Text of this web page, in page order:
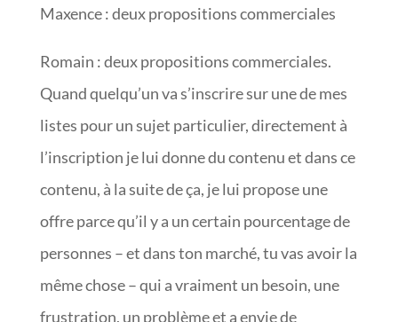
Maxence : deux propositions commerciales
Romain : deux propositions commerciales.
Quand quelqu’un va s’inscrire sur une de mes
listes pour un sujet particulier, directement à
l’inscription je lui donne du contenu et dans ce
contenu, à la suite de ça, je lui propose une
offre parce qu’il y a un certain pourcentage de
personnes – et dans ton marché, tu vas avoir la
même chose – qui a vraiment un besoin, une
frustration, un problème et a envie de